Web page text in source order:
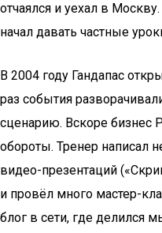
отчаялся и уехал в
начал давать частные
В 2004 году Гандапас
раз события
сценарию. Вскоре бизнес
обороты. Тренер написал
видео-презентаций
и провёл много мастер-
блог в сети, где делился